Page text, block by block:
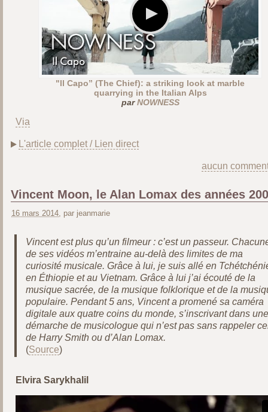
"ll Capo” (The Chief): a striking look at marble
quarrying in the Italian Alps
parNOWNESS
Via
L'article complet / Lien direct
aucun
Vincent Moon, le Alan Lomax des années
16 mars 2014, par jeanmarie
Vincent est plus qu’un filmeur : c’est un passeur.
de ses vidéos m’entraine au-delà des limites de ma
curiosité musicale. Grâce à lui, je suis allé en
en Éthiopie et au Vietnam. Grâce à lui j’ai écouté de la
musique sacrée, de la musique folklorique et de la
populaire. Pendant 5 ans, Vincent a promené sa caméra
digitale aux quatre coins du monde, s’inscrivant dans une
démarche de musicologue qui n’est pas sans rappeler
de Harry Smith ou d’Alan Lomax.
(Source)
Elvira Sarykhalil